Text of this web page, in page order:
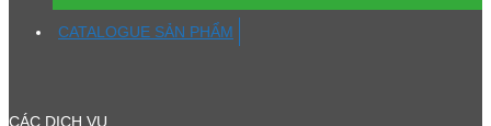
CATALOGUE SẢN PHẨM
CÁC DỊCH VỤ